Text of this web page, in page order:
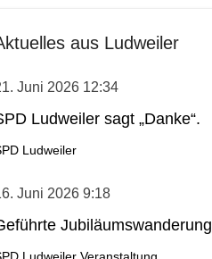
aus Ludweiler
Juni 2026 12:34
Ludweiler sagt „Danke“.
Ludweiler
Juni 2026 9:18
Jubiläumswanderung